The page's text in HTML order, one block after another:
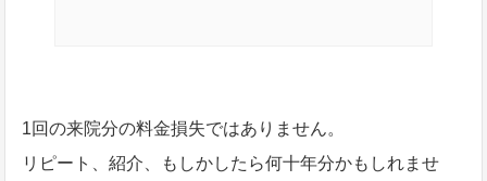
1回の来院分の料金損失ではありません。
リピート、紹介、もしかしたら何十年分かもしれませ